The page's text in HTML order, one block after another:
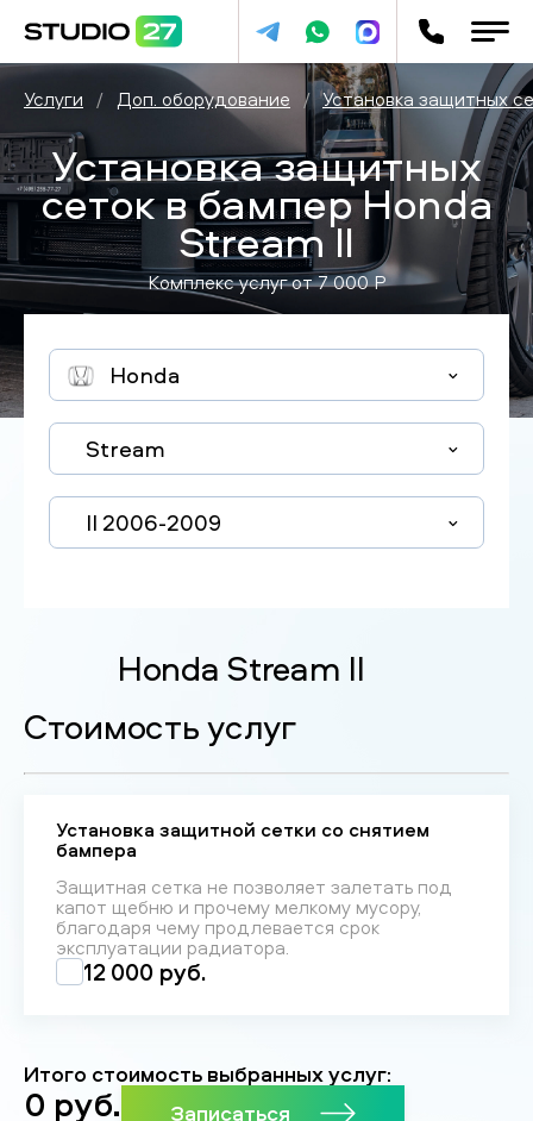
Услуги / Доп. оборудование / Установка защитных
Установка защитных
сеток в бампер Honda
Stream II
Комплекс услуг от7 000P
Honda
Stream
II 2006-2009
Honda Stream II
Стоимость услуг
Установка защитной сетки со снятием
бампера
Защитная сетка не позволяет залетать под
капот щебню и прочему мелкому мусору,
благодаря чему продлевается срок
эксплуатации радиатора.
12 000 руб.
Итого стоимость выбранных услуг:
0 руб. Записаться